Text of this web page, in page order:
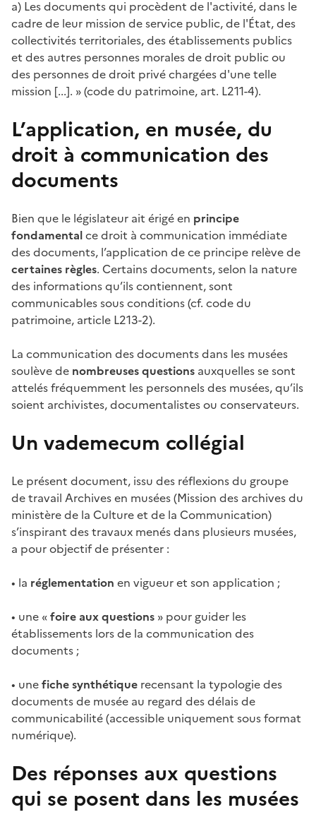
a) Les documents qui procèdent de l'activité, dans le
cadre de leur mission de service public, de l'État, des
collectivités territoriales, des établissements publics
et des autres personnes morales de droit public ou
des personnes de droit privé chargées d'une telle
mission [...]. » (code du patrimoine, art. L211-4).
L’application, en musée, du
droit à communication des
documents
Bien que le législateur ait érigé en principe
fondamentalce droit à communication immédiate
des documents, l’application de ce principe relève de
certaines règles. Certains documents, selon la nature
des informations qu’ils contiennent, sont
communicables sous conditions (cf. code du
patrimoine, article L213-2).
La communication des documents dans les musées
soulève de nombreuses questions auxquelles se sont
attelés fréquemment les personnels des musées, qu’ils
soient archivistes, documentalistes ou conservateurs.
Un vademecum collégial
Le présent document, issu des réflexions du groupe
de travail Archives en musées (Mission des archives du
ministère de la Culture et de la Communication)
s’inspirant des travaux menés dans plusieurs musées,
a pour objectif de présenter :
• la réglementation en vigueur et son application ;
• une «foire aux questions » pour guider les
établissements lors de la communication des
documents ;
• unefiche synthétique recensant la typologie des
documents de musée au regard des délais de
communicabilité (accessible uniquement sous format
numérique).
Des réponses aux questions
qui se posent dans les musées